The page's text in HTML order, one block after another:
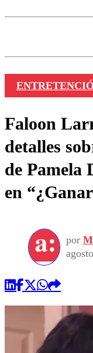
Faloon
detalles
de Pamela
en
por